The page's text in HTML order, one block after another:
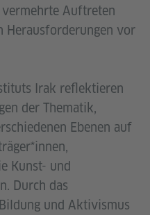
Auftreten
Herausforderungen vor
Irak reflektieren
der Thematik,
Ebenen auf
Kunst- und
Durch das
und Aktivismus